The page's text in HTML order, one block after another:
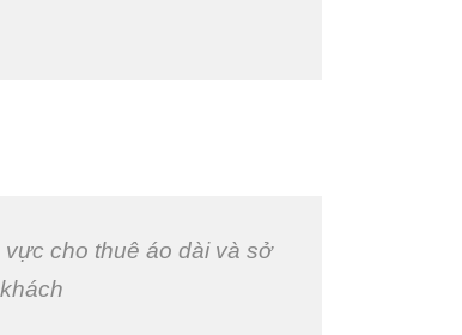
cho thuê áo dài và sở